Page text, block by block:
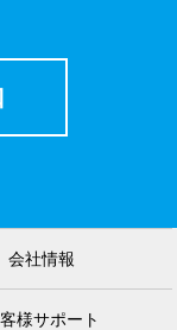
会社情報
様サポート